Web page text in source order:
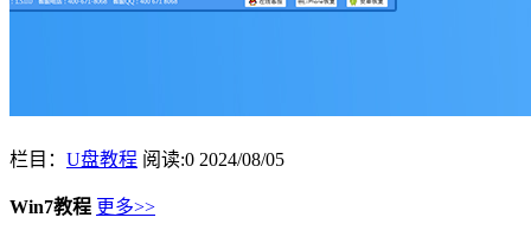
栏目： U盘教程 阅读:0 2024/08/05
Win7教程 更多>>